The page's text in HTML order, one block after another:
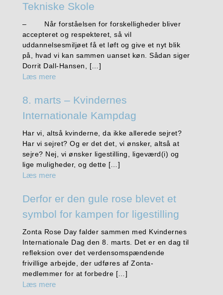
Tekniske Skole
– Når forståelsen for forskelligheder bliver
accepteret og respekteret, så vil
uddannelsesmiljøet få et løft og give et nyt blik
på, hvad vi kan sammen uanset køn. Sådan siger
Dorrit Dall-Hansen, […]
Læs mere
8. marts – Kvindernes
Internationale Kampdag
Har vi, altså kvinderne, da ikke allerede sejret?
Har vi sejret? Og er det det, vi ønsker, altså at
sejre? Nej, vi ønsker ligestilling, ligeværd(i) og
lige muligheder, og dette […]
Læs mere
Derfor er den gule rose blevet et
symbol for kampen for ligestilling
Zonta Rose Day falder sammen med Kvindernes
Internationale Dag den 8. marts. Det er en dag til
refleksion over det verdensomspændende
frivillige arbejde, der udføres af Zonta-
medlemmer for at forbedre […]
Læs mere